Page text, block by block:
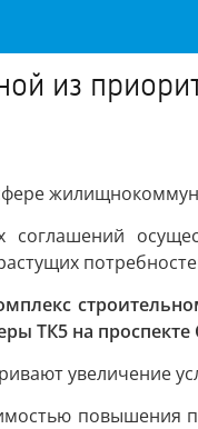
из
ТК5 на проспекте
увеличение
повышения